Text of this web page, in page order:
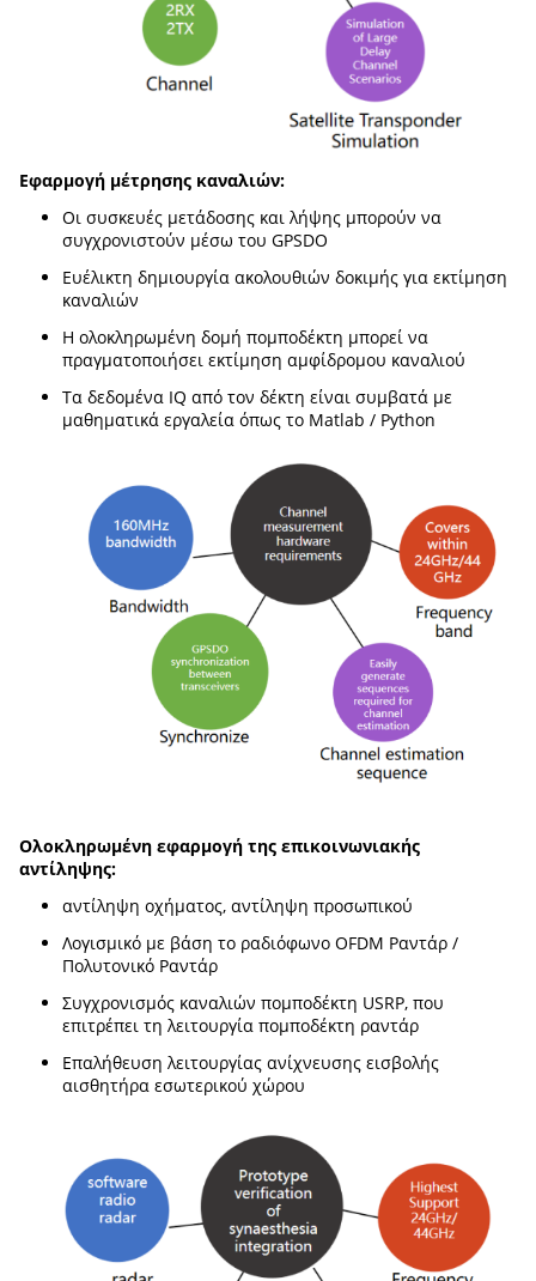
Εφαρμογή μέτρησης καναλιών:
Οι συσκευές μετάδοσης και λήψης μπορούν να
συγχρονιστούν μέσω του GPSDO
Ευέλικτη δημιουργία ακολουθιών δοκιμής για εκτίμηση
καναλιών
Η ολοκληρωμένη δομή πομποδέκτη μπορεί να
πραγματοποιήσει εκτίμηση αμφίδρομου καναλιού
Τα δεδομένα IQ από τον δέκτη είναι συμβατά με
μαθηματικά εργαλεία όπως το Matlab / Python
Ολοκληρωμένη εφαρμογή της επικοινωνιακής
αντίληψης:
αντίληψη οχήματος, αντίληψη προσωπικού
Λογισμικό με βάση το ραδιόφωνο OFDM Ραντάρ /
Πολυτονικό Ραντάρ
Συγχρονισμός καναλιών πομποδέκτη USRP, που
επιτρέπει τη λειτουργία πομποδέκτη ραντάρ
Επαλήθευση λειτουργίας ανίχνευσης εισβολής
αισθητήρα εσωτερικού χώρου